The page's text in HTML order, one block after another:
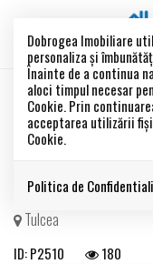
Dobrogea Imobiliare
personaliza și
Înainte de a continua
aloci timpul necesar
Cookie. Prin
acceptarea utilizării
Cookie.
Politica de
GAVRIOV
Tulcea
ID: P2510 180